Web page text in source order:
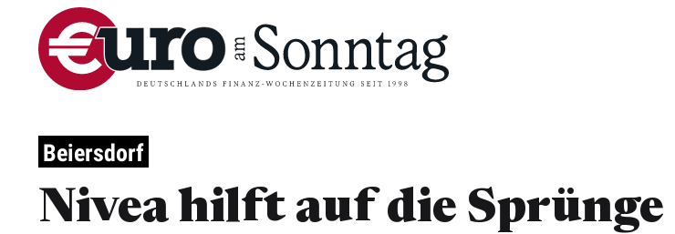
Beiersdorf
Nivea hilft auf die Sprünge